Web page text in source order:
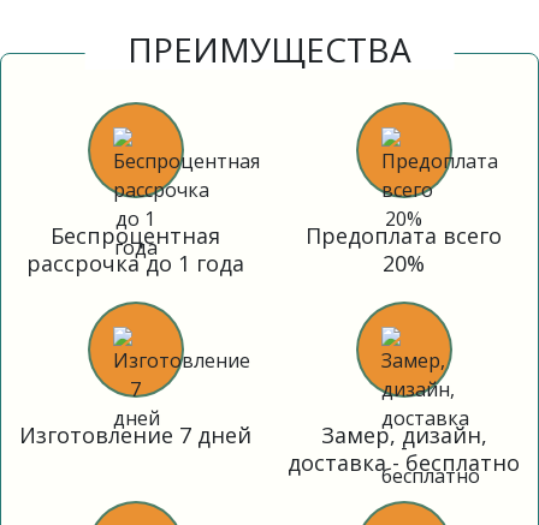
ПРЕИМУЩЕСТВА
Беспроцентная
рассрочка до 1 года
Предоплата всего
20%
Изготовление 7 дней
Замер, дизайн,
доставка - бесплатно